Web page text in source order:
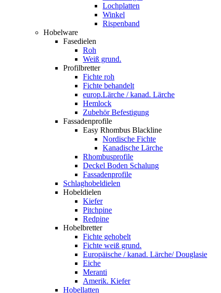
Lochplatten
Winkel
Rispenband
Hobelware
Fasedielen
Roh
Weiß grund.
Profilbretter
Fichte roh
Fichte behandelt
europ.Lärche / kanad. Lärche
Hemlock
Zubehör Befestigung
Fassadenprofile
Easy Rhombus Blackline
Nordische Fichte
Kanadische Lärche
Rhombusprofile
Deckel Boden Schalung
Fassadenprofile
Schlaghobeldielen
Hobeldielen
Kiefer
Pitchpine
Redpine
Hobelbretter
Fichte gehobelt
Fichte weiß grund.
Europäische / kanad. Lärche/ Douglasie
Eiche
Meranti
Amerik. Kiefer
Hobellatten